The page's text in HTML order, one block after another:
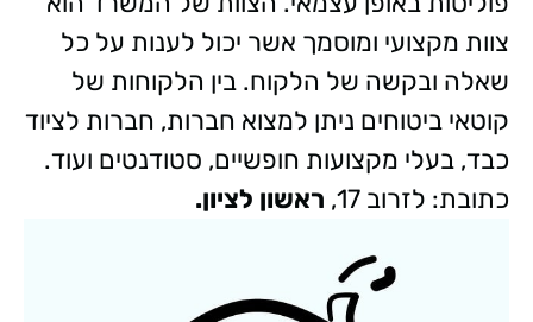
צוות מקצועי ומוסמך אשר יכול לענות על כל
שאלה ובקשה של הלקוח. בין הלקוחות של
קוטאי ביטוחים ניתן למצוא חברות, חברות לציוד
כבד, בעלי מקצועות חופשיים, סטודנטים ועוד.
כתובת: לזרוב 17,
ראשון לציון.